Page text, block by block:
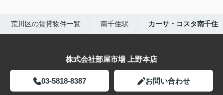
荒川区の賃貸物件一覧 南千住駅 カーサ・コスタ南千住
株式会社部屋市場 上野本店
03-5818-8387 お問い合わせ